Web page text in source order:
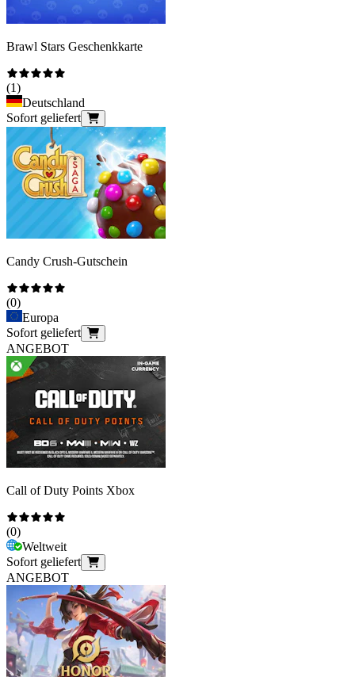
Brawl Stars Geschenkkarte
(1)
Deutschland
Sofort geliefert
Candy Crush-Gutschein
(0)
Europa
Sofort geliefert
ANGEBOT
Call of Duty Points Xbox
(0)
Weltweit
Sofort geliefert
ANGEBOT